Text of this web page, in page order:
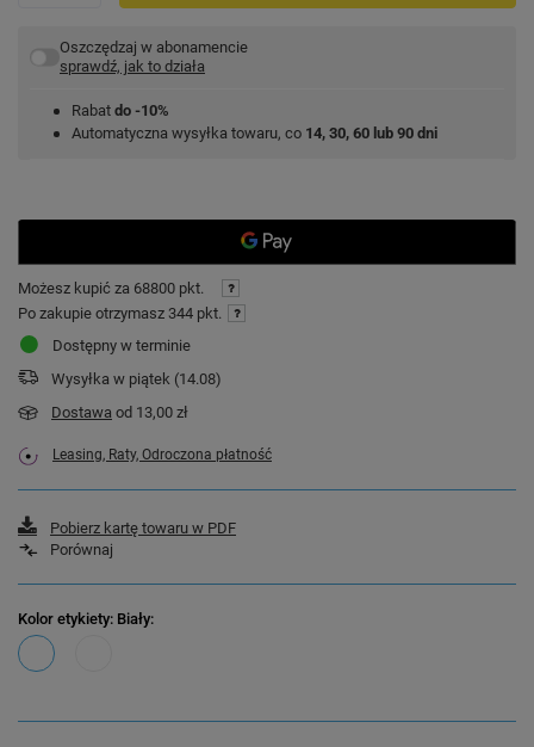
Oszczędzaj w abonamencie
sprawdź, jak to działa
Rabat do -10%
Automatyczna wysyłka towaru, co 14, 30, 60 lub 90 dni
Możesz kupić za 68800 pkt.
Po zakupie otrzymasz 344 pkt.
Dostępny w terminie
Wysyłka w piątek (14.08)
Dostawa od 13,00 zł
Leasing, Raty, Odroczona płatność
Pobierz kartę towaru w PDF
Porównaj
Kolor etykiety: Biały